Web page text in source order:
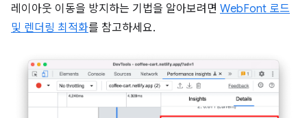
레이아웃 이동을 방지하는 기법을 알아보려면 WebFont 로드
및 렌더링 최적화를 참고하세요.